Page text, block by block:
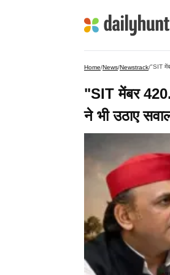
Home/News/Newstrack/"SIT
"SIT मेंबर
ने भी उठाए